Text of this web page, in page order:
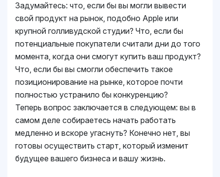
Задумайтесь: что, если бы вы могли вывести
свой продукт на рынок, подобно Apple или
крупной голливудской студии? Что, если бы
потенциальные покупатели считали дни до того
момента, когда они смогут купить ваш продукт?
Что, если бы вы смогли обеспечить такое
позиционирование на рынке, которое почти
полностью устранило бы конкуренцию?
Теперь вопрос заключается в следующем: вы в
самом деле собираетесь начать работать
медленно и вскоре угаснуть? Конечно нет, вы
готовы осуществить старт, который изменит
будущее вашего бизнеса и вашу жизнь.